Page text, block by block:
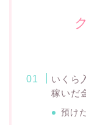
いくら
稼いだ
預け